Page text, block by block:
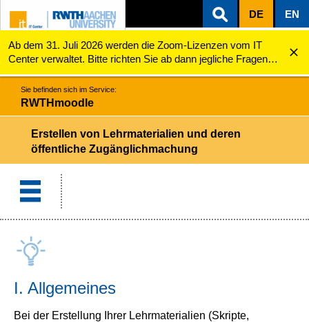
ZUM INHALTSBEREICH
ZUR HAUPTNAVIGATION
ZUR SUCHE
DE EN
Ab dem 31. Juli 2026 werden die Zoom-Lizenzen vom IT
Center verwaltet. Bitte richten Sie ab dann jegliche Fragen
zu den Zoom-Lizenzen (z.B. Probleme mit dem Login) an
servicedesk@itc.rwth-aachen.de.
RWTHmoodle
Sie befinden sich im Service:
RWTHmoodle
Erstellen von Lehrmaterialien und deren
öffentliche Zugänglichmachung
I. Allgemeines
Bei der Erstellung Ihrer Lehrmaterialien (Skripte,